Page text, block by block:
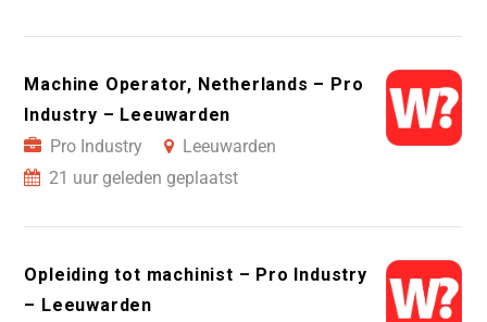
Machine Operator, Netherlands – Pro
Industry – Leeuwarden
Pro Industry
Leeuwarden
21 uur geleden geplaatst
Opleiding tot machinist – Pro Industry
– Leeuwarden